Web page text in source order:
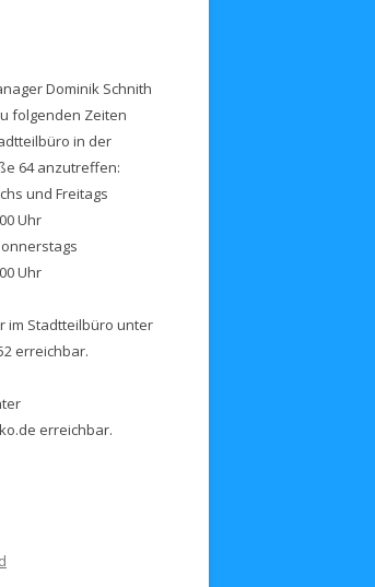
Dominik Schnith
folgenden Zeiten
in der
64 anzutreffen:
und Freitags
Uhr
Uhr
im Stadtteilbüro unter
erreichbar.
erreichbar.